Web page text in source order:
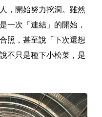
，開始努力挖洞。雖然
一次「連結」的開始，
照，甚至說「下次還想
不只是種下小松菜，是